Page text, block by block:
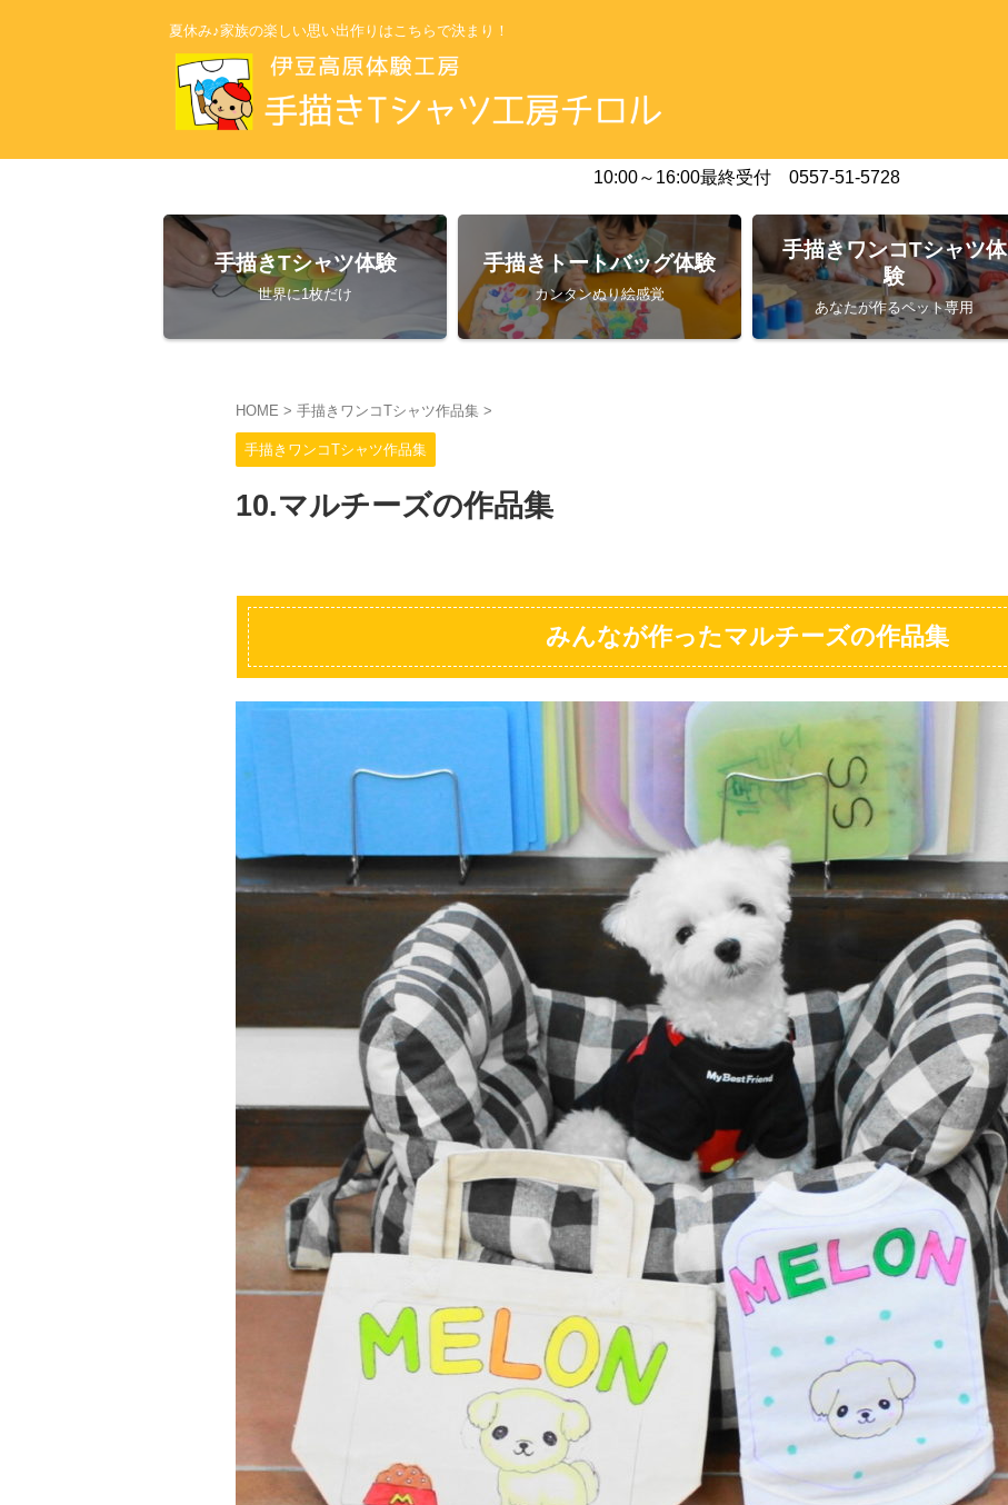
夏休み♪家族の楽しい思い出作りはこちらで決まり！
10:00～16:00最終受付 0557-51-5728
手描きTシャツ体験
世界に1枚だけ
手描きトートバッグ体験
カンタンぬり絵感覚
手描きワンコTシャツ体
験
あなたが作るペット専用
HOME > 手描きワンコTシャツ作品集 >
手描きワンコTシャツ作品集
10.マルチーズの作品集
みんなが作ったマルチーズの作品集